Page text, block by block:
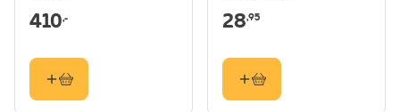
410,- 28,95